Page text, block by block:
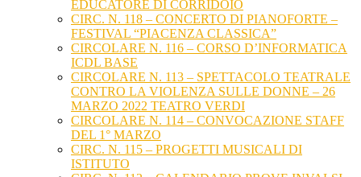
EDUCATORE DI CORRIDOIO
CIRC. N. 118 – CONCERTO DI PIANOFORTE –
FESTIVAL “PIACENZA CLASSICA”
CIRCOLARE N. 116 – CORSO D’INFORMATICA
ICDL BASE
CIRCOLARE N. 113 – SPETTACOLO TEATRALE
CONTRO LA VIOLENZA SULLE DONNE – 26
MARZO 2022 TEATRO VERDI
CIRCOLARE N. 114 – CONVOCAZIONE STAFF
DEL 1° MARZO
CIRC. N. 115 – PROGETTI MUSICALI DI
ISTITUTO